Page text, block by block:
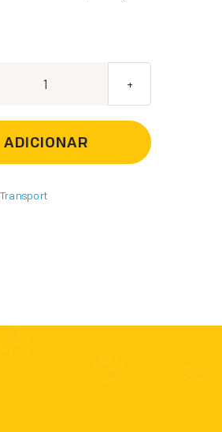
Quantidade
Dog
leash
ADICIONAR
Transport